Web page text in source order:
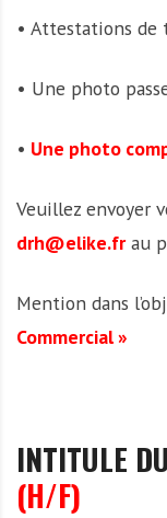
• Attestations
• Une photo
• Une photo
Veuillez envoyer
drh@elike.frau
Mention dans
Commercial »
INTITULE
(H/F)